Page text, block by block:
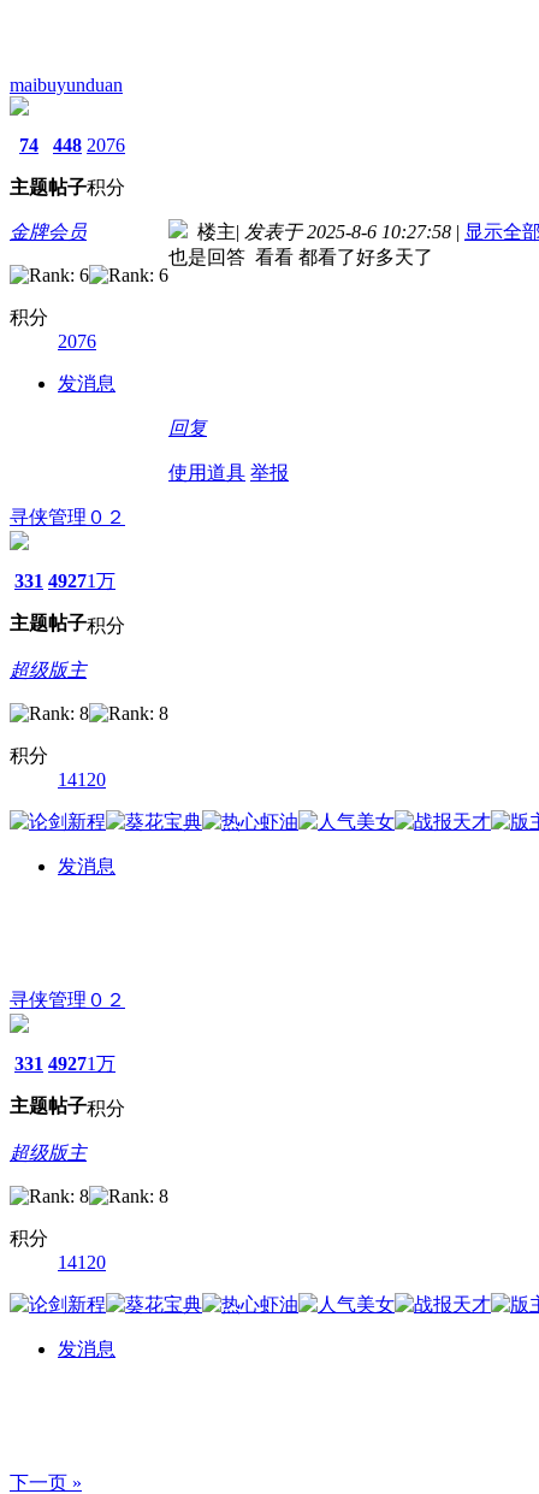
maibuyunduan
74
主题
448
帖子
2076
积分
金牌会员
积分
2076
发消息
楼主| 发表于 2025-8-6 10:27:58 | 显示全
也是回答 看看 都看了好多天了
回复
使用道具 举报
寻侠管理０２
331
主题
4927
帖子
1万
积分
超级版主
积分
14120
发消息
寻侠管理０２
331
主题
4927
帖子
1万
积分
超级版主
积分
14120
发消息
下一页 »